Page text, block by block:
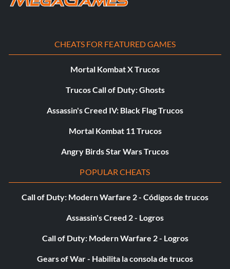
CHEATS FOR FEATURED GAMES
Mortal Kombat X Trucos
Trucos Call of Duty: Ghosts
Assassin's Creed IV: Black Flag Trucos
Mortal Kombat 11 Trucos
Angry Birds Star Wars Trucos
POPULAR CHEATS
Call of Duty: Modern Warfare 2 - Códigos de trucos
Assassin's Creed 2 - Logros
Call of Duty: Modern Warfare 2 - Logros
Gears of War - Habilita la consola de trucos